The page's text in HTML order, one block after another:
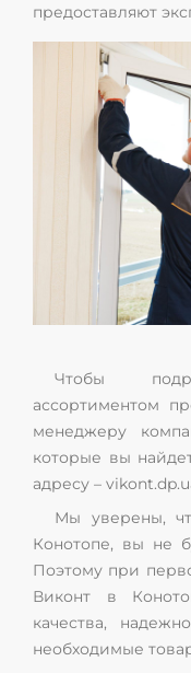
предоставляют
Чтобы
ассортиментом
менеджеру
которые вы
адресу –
Мы уверены,
Конотопе, вы не
Поэтому при
Виконт в
качества,
необходимые